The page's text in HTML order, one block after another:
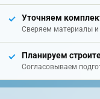
Уточняем
Сверяем материалы и
Планируем
Согласовываем